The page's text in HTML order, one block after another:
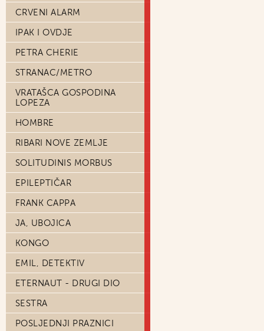
CRVENI ALARM
IPAK I OVDJE
PETRA CHERIE
STRANAC/METRO
VRATAŠCA GOSPODINA
LOPEZA
HOMBRE
RIBARI NOVE ZEMLJE
SOLITUDINIS MORBUS
EPILEPTIČAR
FRANK CAPPA
JA, UBOJICA
KONGO
EMIL, DETEKTIV
ETERNAUT - DRUGI DIO
SESTRA
POSLJEDNJI PRAZNICI